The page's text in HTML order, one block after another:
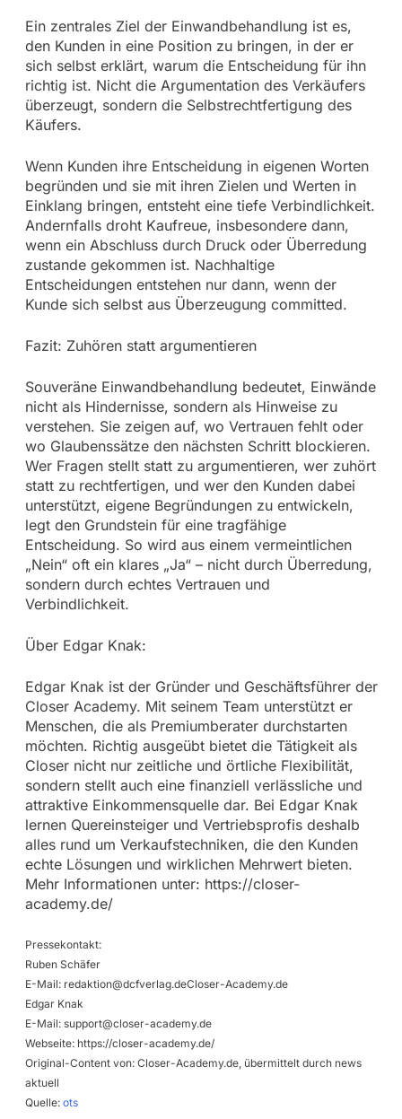
Ein zentrales Ziel der Einwandbehandlung ist es,
den Kunden in eine Position zu bringen, in der er
sich selbst erklärt, warum die Entscheidung für ihn
richtig ist. Nicht die Argumentation des Verkäufers
überzeugt, sondern die Selbstrechtfertigung des
Käufers.
Wenn Kunden ihre Entscheidung in eigenen Worten
begründen und sie mit ihren Zielen und Werten in
Einklang bringen, entsteht eine tiefe Verbindlichkeit.
Andernfalls droht Kaufreue, insbesondere dann,
wenn ein Abschluss durch Druck oder Überredung
zustande gekommen ist. Nachhaltige
Entscheidungen entstehen nur dann, wenn der
Kunde sich selbst aus Überzeugung committed.
Fazit: Zuhören statt argumentieren
Souveräne Einwandbehandlung bedeutet, Einwände
nicht als Hindernisse, sondern als Hinweise zu
verstehen. Sie zeigen auf, wo Vertrauen fehlt oder
wo Glaubenssätze den nächsten Schritt blockieren.
Wer Fragen stellt statt zu argumentieren, wer zuhört
statt zu rechtfertigen, und wer den Kunden dabei
unterstützt, eigene Begründungen zu entwickeln,
legt den Grundstein für eine tragfähige
Entscheidung. So wird aus einem vermeintlichen
„Nein“ oft ein klares „Ja“ – nicht durch Überredung,
sondern durch echtes Vertrauen und
Verbindlichkeit.
Über Edgar Knak:
Edgar Knak ist der Gründer und Geschäftsführer der
Closer Academy. Mit seinem Team unterstützt er
Menschen, die als Premiumberater durchstarten
möchten. Richtig ausgeübt bietet die Tätigkeit als
Closer nicht nur zeitliche und örtliche Flexibilität,
sondern stellt auch eine finanziell verlässliche und
attraktive Einkommensquelle dar. Bei Edgar Knak
lernen Quereinsteiger und Vertriebsprofis deshalb
alles rund um Verkaufstechniken, die den Kunden
echte Lösungen und wirklichen Mehrwert bieten.
Mehr Informationen unter: https://closer-
academy.de/
Pressekontakt:
Ruben Schäfer
E-Mail: redaktion@dcfverlag.deCloser-Academy.de
Edgar Knak
E-Mail: support@closer-academy.de
Webseite: https://closer-academy.de/
Original-Content von: Closer-Academy.de, übermittelt durch news
aktuell
Quelle: ots